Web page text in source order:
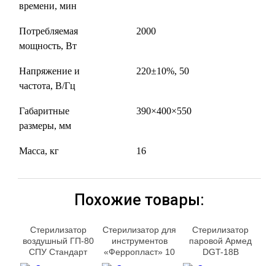
времени, мин
Потребляемая
мощность, Вт
2000
Напряжение и
частота, В/Гц
220±10%, 50
Габаритные
размеры, мм
390×400×550
Масса, кг 16
Похожие товары:
Стерилизатор
воздушный ГП-80
СПУ Стандарт
Стерилизатор для
инструментов
«Ферропласт» 10
Стерилизатор
паровой Армед
DGT-18B